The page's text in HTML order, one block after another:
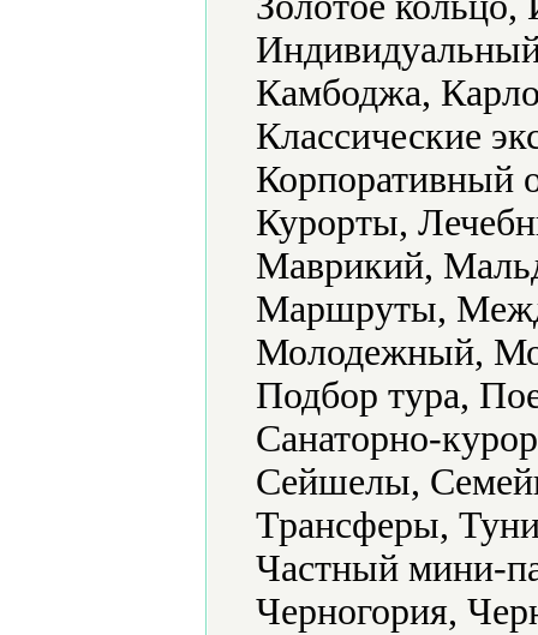
Камбоджа,
Классические
Корпоративный
Курорты,
Маврикий,
Маршруты,
Молодежный,
Подбор тура,
Санаторно-
Сейшелы,
Трансферы,
Частный мини-
Черногория,